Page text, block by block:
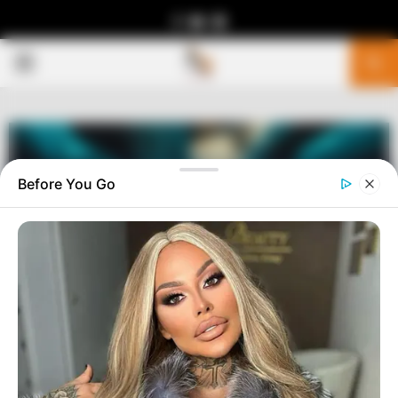
MENU
Before You Go